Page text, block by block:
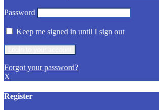
Password
Keep me signed in until I sign out
Forgot your password?
X
Register